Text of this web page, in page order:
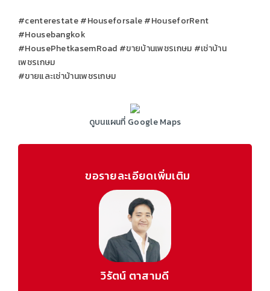
#centerestate #Houseforsale #HouseforRent
#Housebangkok
#HousePhetkasemRoad #ขายบ้านเพชรเกษม #เช่าบ้าน
เพชรเกษม
#ขายและเช่าบ้านเพชรเกษม
ดูบนแผนที่ Google Maps
ขอรายละเอียดเพิ่มเติม
วิรัตน์ ตาสามดี